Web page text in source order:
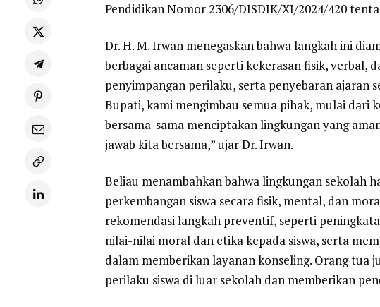
Pendidikan Nomor 2306/DISDIK/XI/2024/420
Dr. H. M. Irwan menegaskan bahwa langkah ini
berbagai ancaman seperti kekerasan fisik, verbal,
penyimpangan perilaku, serta penyebaran ajaran
Bupati, kami mengimbau semua pihak, mulai dari
bersama-sama menciptakan lingkungan yang
jawab kita bersama,” ujar Dr. Irwan.
Beliau menambahkan bahwa lingkungan sekolah
perkembangan siswa secara fisik, mental, dan
rekomendasi langkah preventif, seperti
nilai-nilai moral dan etika kepada siswa, serta
dalam memberikan layanan konseling. Orang tua
perilaku siswa di luar sekolah dan memberikan